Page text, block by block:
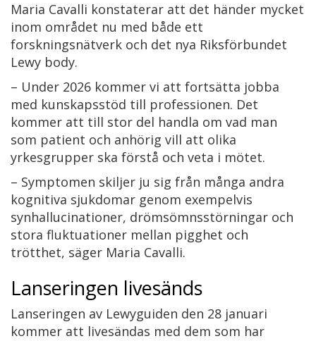
Maria Cavalli konstaterar att det händer mycket
inom området nu med både ett
forskningsnätverk och det nya Riksförbundet
Lewy body.
– Under 2026 kommer vi att fortsätta jobba
med kunskapsstöd till professionen. Det
kommer att till stor del handla om vad man
som patient och anhörig vill att olika
yrkesgrupper ska förstå och veta i mötet.
– Symptomen skiljer ju sig från många andra
kognitiva sjukdomar genom exempelvis
synhallucinationer, drömsömnsstörningar och
stora fluktuationer mellan pigghet och
trötthet, säger Maria Cavalli.
Lanseringen livesänds
Lanseringen av Lewyguiden den 28 januari
kommer att livesändas med dem som har